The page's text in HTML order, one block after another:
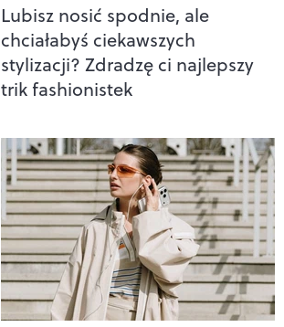
Lubisz nosić spodnie, ale
chciałabyś ciekawszych
stylizacji? Zdradzę ci najlepszy
trik fashionistek